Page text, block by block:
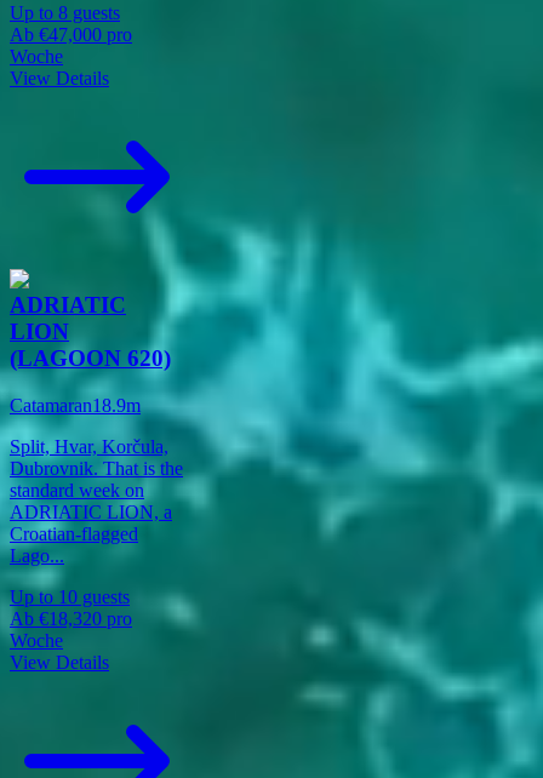
Up to 8 guests
Ab €47,000 pro
Woche
View Details
ADRIATIC
LION
(LAGOON 620)
Catamaran18.9m
Split, Hvar, Korčula,
Dubrovnik. That is the
standard week on
ADRIATIC LION, a
Croatian-flagged
Lago...
Up to 10 guests
Ab €18,320 pro
Woche
View Details